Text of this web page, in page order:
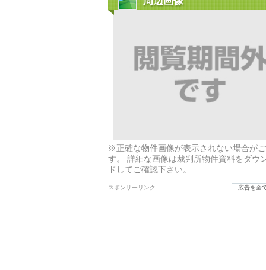
※正確な物件画像が表示されない場合が
す。 詳細な画像は裁判所物件資料をダウ
ドしてご確認下さい。
スポンサーリンク 広告を全